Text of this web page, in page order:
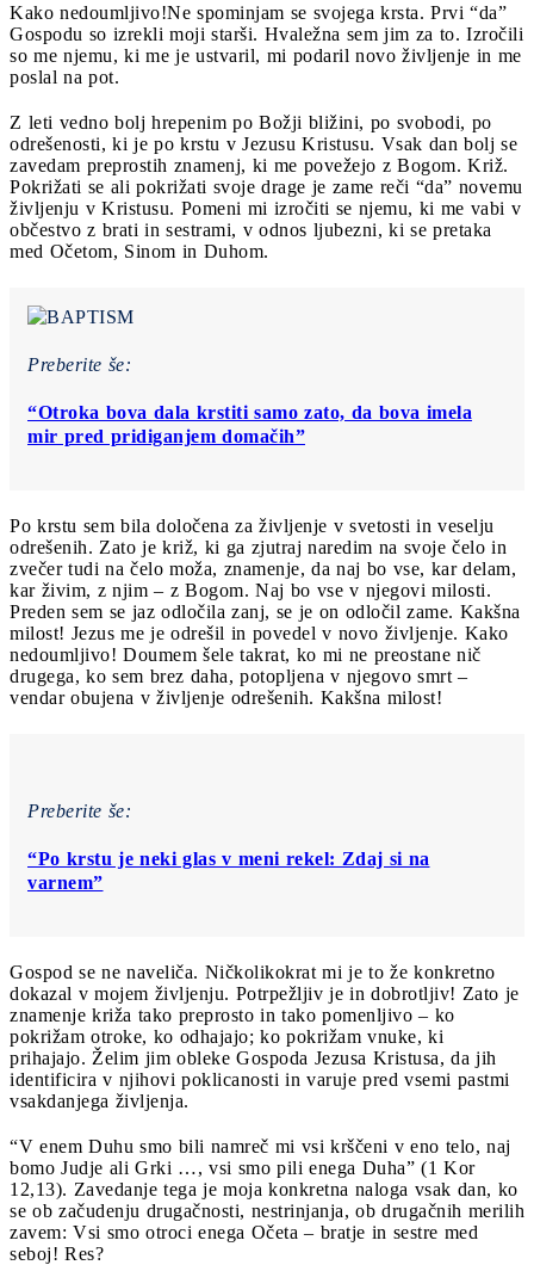
Kako nedoumljivo!Ne spominjam se svojega krsta. Prvi “da”
Gospodu so izrekli moji starši. Hvaležna sem jim za to. Izročili
so me njemu, ki me je ustvaril, mi podaril novo življenje in me
poslal na pot.
Z leti vedno bolj hrepenim po Božji bližini, po svobodi, po
odrešenosti, ki je po krstu v Jezusu Kristusu. Vsak dan bolj se
zavedam preprostih znamenj, ki me povežejo z Bogom. Križ.
Pokrižati se ali pokrižati svoje drage je zame reči “da” novemu
življenju v Kristusu. Pomeni mi izročiti se njemu, ki me vabi v
občestvo z brati in sestrami, v odnos ljubezni, ki se pretaka
med Očetom, Sinom in Duhom.
Preberite še:
“Otroka bova dala krstiti samo zato, da bova imela
mir pred pridiganjem domačih”
Po krstu sem bila določena za življenje v svetosti in veselju
odrešenih. Zato je križ, ki ga zjutraj naredim na svoje čelo in
zvečer tudi na čelo moža, znamenje, da naj bo vse, kar delam,
kar živim, z njim – z Bogom. Naj bo vse v njegovi milosti.
Preden sem se jaz odločila zanj, se je on odločil zame. Kakšna
milost! Jezus me je odrešil in povedel v novo življenje. Kako
nedoumljivo! Doumem šele takrat, ko mi ne preostane nič
drugega, ko sem brez daha, potopljena v njegovo smrt –
vendar obujena v življenje odrešenih. Kakšna milost!
Preberite še:
“Po krstu je neki glas v meni rekel: Zdaj si na
varnem”
Gospod se ne naveliča. Ničkolikokrat mi je to že konkretno
dokazal v mojem življenju. Potrpežljiv je in dobrotljiv! Zato je
znamenje križa tako preprosto in tako pomenljivo – ko
pokrižam otroke, ko odhajajo; ko pokrižam vnuke, ki
prihajajo. Želim jim obleke Gospoda Jezusa Kristusa, da jih
identificira v njihovi poklicanosti in varuje pred vsemi pastmi
vsakdanjega življenja.
“V enem Duhu smo bili namreč mi vsi krščeni v eno telo, naj
bomo Judje ali Grki …, vsi smo pili enega Duha” (1 Kor
12,13). Zavedanje tega je moja konkretna naloga vsak dan, ko
se ob začudenju drugačnosti, nestrinjanja, ob drugačnih merilih
zavem: Vsi smo otroci enega Očeta – bratje in sestre med
seboj! Res?